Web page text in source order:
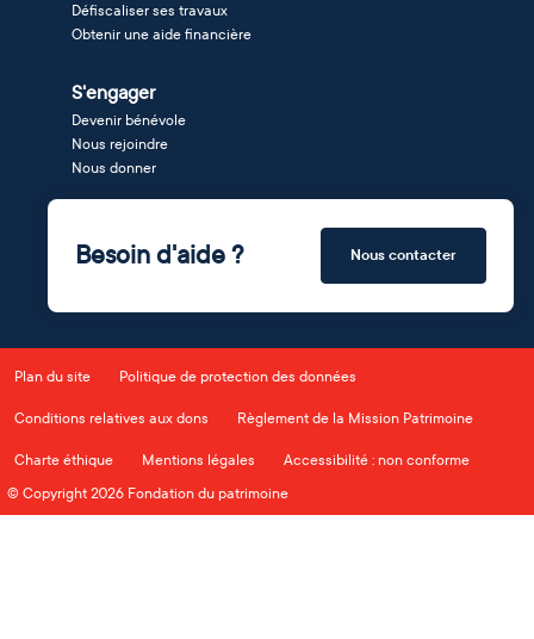
Défiscaliser ses travaux
Obtenir une aide financière
S'engager
Devenir bénévole
Nous rejoindre
Nous donner
Besoin d'aide ? Nous contacter
Plan du site Politique de protection des données
Conditions relatives aux dons Règlement de la Mission Patrimoine
Charte éthique Mentions légales
Accessibilité : non conforme
© Copyright 2026 Fondation du patrimoine